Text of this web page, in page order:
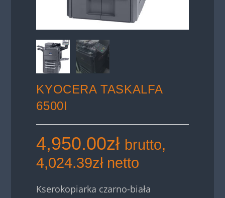
KYOCERA TASKALFA
6500I
4,950.00zł brutto,
4,024.39złnetto
Kserokopiarka czarno-biała